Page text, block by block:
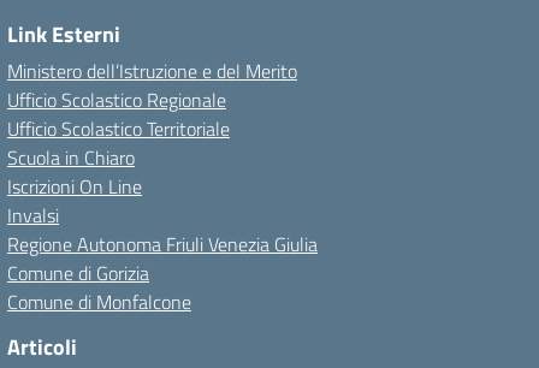
Link Esterni
Ministero dell’Istruzione e del Merito
Ufficio Scolastico Regionale
Ufficio Scolastico Territoriale
Scuola in Chiaro
Iscrizioni On Line
Invalsi
Regione Autonoma Friuli Venezia Giulia
Comune di Gorizia
Comune di Monfalcone
Articoli